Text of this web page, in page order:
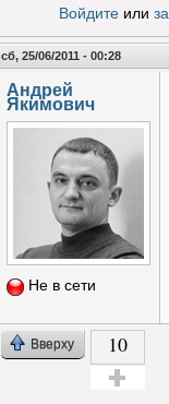
Войдитеили
сб, 25/06/2011 - 00:28
Андрей
Якимович
Не в сети
Вверху 10